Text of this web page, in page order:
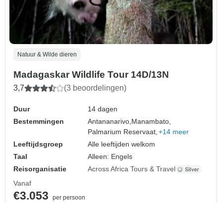
Natuur & Wilde dieren
Madagaskar Wildlife Tour 14D/13N
3,7 (3 beoordelingen)
Duur
14 dagen
Bestemmingen
Antananarivo,Manambato,
Palmarium Reservaat, +14 meer
Leeftijdsgroep
Alle leeftijden welkom
Taal
Alleen: Engels
Reisorganisatie
Across Africa Tours & Travel
Vanaf
€3.053
per persoon